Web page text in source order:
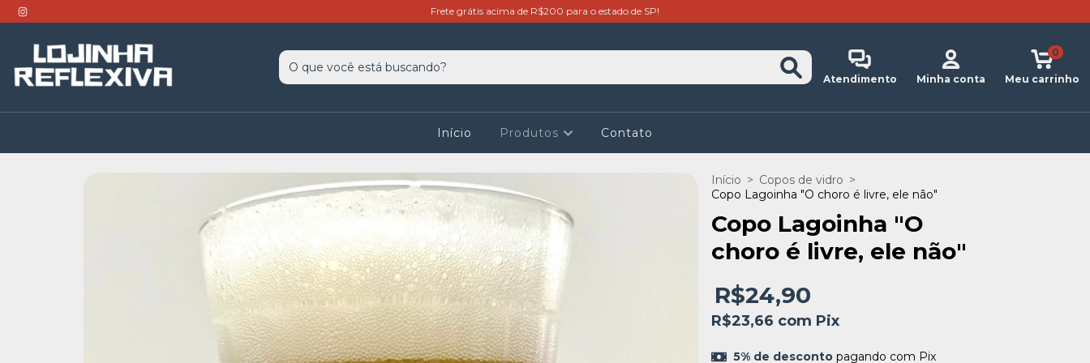
Frete grátis acima de R$200 para o estado de SP!
Atendimento Minha conta Meu carrinho
0
Início Produtos Contato
Início > Copos de vidro >
Copo Lagoinha "O choro é livre, ele não"
Copo Lagoinha "O
choro é livre, ele não"
R$24,90
R$23,66 com Pix
5% de descontopagando com Pix